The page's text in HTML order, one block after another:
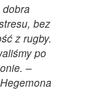
bez
z rugby.
po
–